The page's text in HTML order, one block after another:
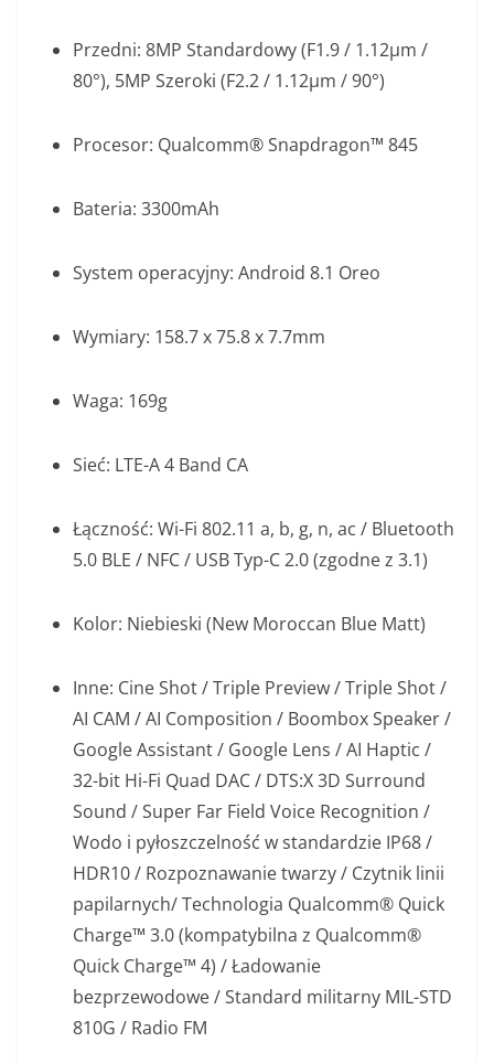
Przedni: 8MP Standardowy (F1.9 / 1.12μm /
80°), 5MP Szeroki (F2.2 / 1.12μm / 90°)
Procesor: Qualcomm® Snapdragon™ 845
Bateria: 3300mAh
System operacyjny: Android 8.1 Oreo
Wymiary: 158.7 x 75.8 x 7.7mm
Waga: 169g
Sieć: LTE-A 4 Band CA
Łączność: Wi-Fi 802.11 a, b, g, n, ac / Bluetooth
5.0 BLE / NFC / USB Typ-C 2.0 (zgodne z 3.1)
Kolor: Niebieski (New Moroccan Blue Matt)
Inne: Cine Shot / Triple Preview / Triple Shot /
AI CAM / AI Composition / Boombox Speaker /
Google Assistant / Google Lens / AI Haptic /
32-bit Hi-Fi Quad DAC / DTS:X 3D Surround
Sound / Super Far Field Voice Recognition /
Wodo i pyłoszczelność w standardzie IP68 /
HDR10 / Rozpoznawanie twarzy / Czytnik linii
papilarnych/ Technologia Qualcomm® Quick
Charge™ 3.0 (kompatybilna z Qualcomm®
Quick Charge™ 4) / Ładowanie
bezprzewodowe / Standard militarny MIL-STD
810G / Radio FM